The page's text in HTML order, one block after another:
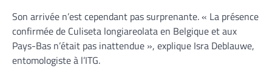
Son arrivée n’est cependant pas surprenante. « La présence
confirmée de Culiseta longiareolata en Belgique et aux
Pays-Bas n’était pas inattendue », explique Isra Deblauwe,
entomologiste à l’ITG.